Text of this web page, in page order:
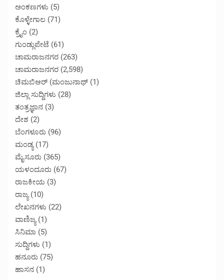
ಅಂಕಣಗಳು (5)
ಕೊಳ್ಳೇಗಾಲ (71)
ಕ್ರೈಂ (2)
ಗುಂಡ್ಲುಪೇಟೆ (61)
ಚಾಮರಾಜನಗರ (263)
ಚಾಮರಾಜನಗರ (2,598)
ಚಿಮಬಿಆರ್ (ಮಂಜುನಾಥ್ (1)
ಜಿಲ್ಲಾ ಸುದ್ದಿಗಳು (28)
ತಂತ್ರಜ್ಞಾನ (3)
ದೇಶ (2)
ಬೆಂಗಳೂರು (96)
ಮಂಡ್ಯ(17)
ಮೈಸೂರು (365)
ಯಳಂದೂರು (67)
ರಾಜಕೀಯ (3)
ರಾಜ್ಯ(10)
ಲೇಖನಗಳು (22)
ವಾಣಿಜ್ಯ(1)
ಸಿನಿಮಾ (5)
ಸುದ್ದಿಗಳು (1)
ಹನೂರು (75)
ಹಾಸನ (1)